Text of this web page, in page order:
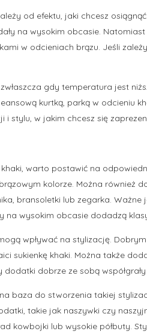
od efektu, jaki chcesz
na wysokim obcasie.
w odcieniach brązu. Jeśli
gdy temperatura jest
kurtką, parką w odcieniu
i stylu, w jakim chcesz się
warto postawić na
kolorze. Można również
bransoletki lub zegarka. Ważne
na wysokim obcasie dodadzą
wpływać na stylizację.
sukienkę khaki. Można także
dobrze ze sobą współgrały
baza do stworzenia takiej
takie jak naszywki czy
kowbojki lub wysokie półbuty.